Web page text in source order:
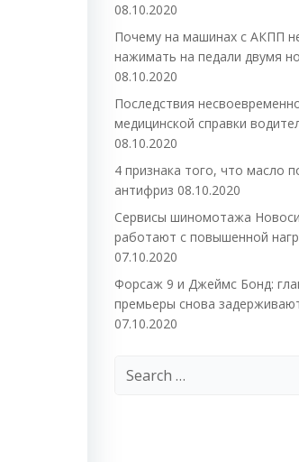
08.10.2020
Почему на машинах с АКПП
нажимать на педали двумя
08.10.2020
Последствия
медицинской справки
08.10.2020
4 признака того, что масло
антифриз 08.10.2020
Сервисы шиномотажа
работают с повышенной
07.10.2020
Форсаж 9 и Джеймс Бонд:
премьеры снова
07.10.2020
Search